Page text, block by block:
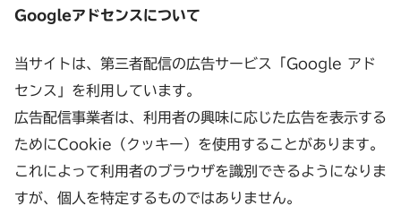
Googleアドセンスについて
当サイトは、第三者配信の広告サービス「Google アド
センス」を利用しています。
広告配信事業者は、利用者の興味に応じた広告を表示する
ためにCookie（クッキー）を使用することがあります。
これによって利用者のブラウザを識別できるようになりま
すが、個人を特定するものではありません。